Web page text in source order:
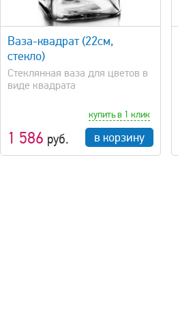
Ваза-квадрат (22см,
стекло)
Стеклянная ваза для цветов в
виде квадрата
1 586 руб.
купить в 1 клик
в корзину
быстрый просмотр